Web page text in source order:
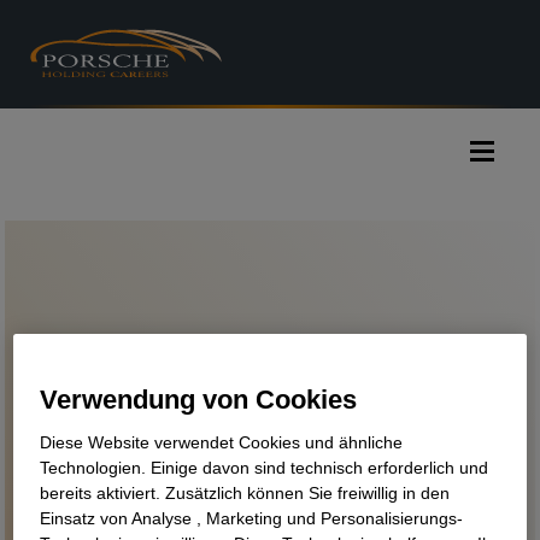
Internes Stellenportal
Du willst dich in einem anderen Bereich
weiterentwickeln?
Bei uns ist das möglich! Filter setzen und
Traumjob finden.
Verwendung von Cookies
Diese Website verwendet Cookies und ähnliche
Technologien. Einige davon sind technisch erforderlich und
bereits aktiviert. Zusätzlich können Sie freiwillig in den
Einsatz von Analyse , Marketing und Personalisierungs-